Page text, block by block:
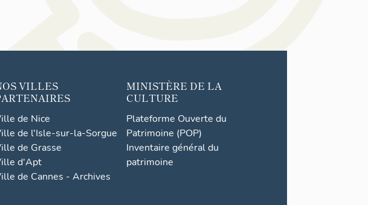
VILLES
de Nice
de l'Isle-sur-la-Sorgue
de Grasse
d'Apt
de Cannes - Archives
MINISTÈRE DE LA
CULTURE
Plateforme Ouverte du
Patrimoine (POP)
Inventaire général du
patrimoine